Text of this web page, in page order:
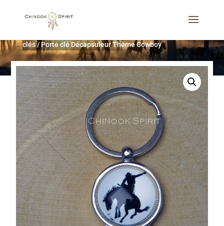
Décoration d'intérieur
clés/ Porte clé Décapsuleur Thème Cowboy